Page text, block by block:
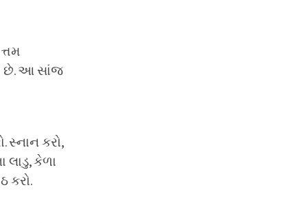
છે. આ સાંજ
કરો,
કેળા
કરો.